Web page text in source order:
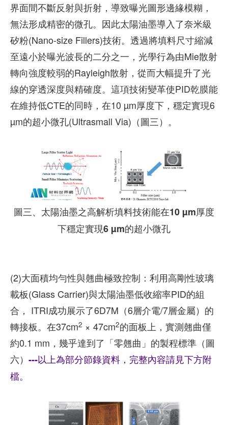
界面間不斷反射與折射，導致曝光圖形邊緣模糊，
無法形成精密的微孔。因此太陽油墨導入了奈米級
矽粉(Nano-size Fillers)技術。透過將填料尺寸縮減
至遠小於曝光波長的二分之一，光學行為由Mie散射
轉向強度較弱的Rayleigh散射，從而大幅提升了光
線的穿透深度與精確度。這項技術變革使PID乾膜能
在維持低CTE的同時，在10 µm厚度下，穩定實現6
µm的超小微孔(Ultrasmall Via)（圖三）。
圖三、太陽油墨之高解析填料技術能在10 µm厚度
下穩定實現6 µm的超小微孔
(2)大面積均勻性與翹曲極致控制：利用高剛性玻璃
載板(Glass Carrier)與太陽油墨低收縮率PID的組
合， ITRI成功展示了6D7M（6層介電/7層金屬）的
轉接板。在37cm2 × 47cm2的面板上，實測翹曲僅
約0.1 mm，幾乎達到了「零翹曲」的製程標準（圖
六） ---以上為部分節錄資料，完整內容請見下方附
檔。